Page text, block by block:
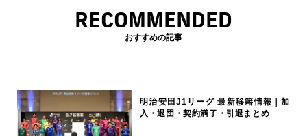
RECOMMENDED
おすすめの記事
明治安田J1リーグ 最新移籍情報｜加
入・退団・契約満了・引退まとめ